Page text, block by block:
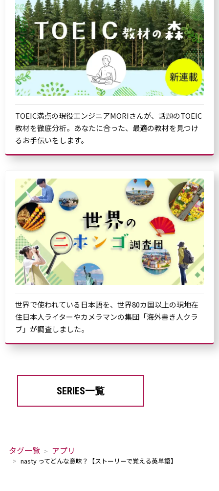
TOEIC満点の現役エンジニアMORIさんが、話題のTOEIC
教材を徹底分析。あなたに合った、最適の教材を見つけ
るお手伝いをします。
世界で使われている日本語を、世界80カ国以上の現地在
住日本人ライターやカメラマンの集団「海外書き人クラ
ブ」が調査しました。
SERIES一覧
タグ一覧 アプリ
nasty ってどんな意味？【ストーリーで覚える英単語】